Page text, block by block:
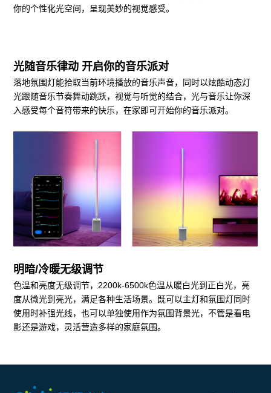
你的个性化光空间，呈现美妙的视觉感受。
光随音乐律动 开启你的音乐派对
落地氛围灯能拾取当前环境播放的音乐声音，同时以炫酷动态灯
光跟随音乐节奏舞动跳跃，视觉与听觉的结合，光与音乐让你深
入感受每个音符带来的快乐，在家即可开始你的音乐派对。
明暗/冷暖无级调节
色温和亮度无级调节，2200k-6500k色温从暖白光到正白光，亮
度从微光到亮光，满足各种生活场景。既可以主灯和氛围灯同时
使用时补强光线，也可以单独使用作为氛围背景光，不管是看电
影还是游戏，灵活营造多样的家庭氛围。